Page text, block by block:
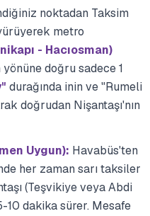
noktadan Taksim
metro
- Hacıosman)
yönüne doğru sadece 1
durağında inin ve "Rumeli
doğrudan Nişantaşı'nın
Uygun): Havabüs'ten
her zaman sarı taksiler
(Teşvikiye veya Abdi
dakika sürer. Mesafe